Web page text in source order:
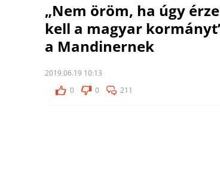
„Nem öröm, ha úgy
kell a magyar
a Mandinernek
2019.06.19 10:13
0
0 211